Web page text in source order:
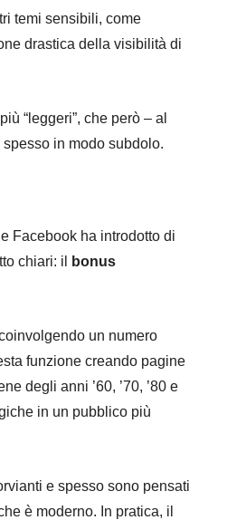
temi sensibili, come
drastica della visibilità di
“leggeri”, che però – al
in modo subdolo.
Facebook ha introdotto di
chiari: il
bonus
un numero
funzione creando pagine
degli anni ’60, ’70, ’80 e
in un pubblico più
e spesso sono pensati
è moderno. In pratica, il